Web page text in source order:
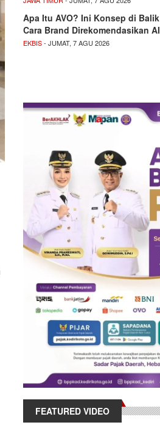
Apa Itu AVO? Ini Konsep di Balik
Cara Brand Direkomendasikan AI
EKBIS- JUMAT, 7 AGU 2026
FEATURED VIDEO